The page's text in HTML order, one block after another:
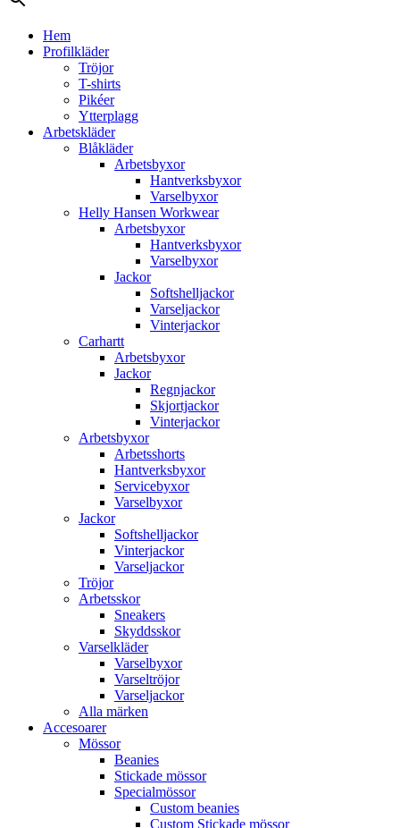
Hem
Profilkläder
Tröjor
T-shirts
Pikéer
Ytterplagg
Arbetskläder
Blåkläder
Arbetsbyxor
Hantverksbyxor
Varselbyxor
Helly Hansen Workwear
Arbetsbyxor
Hantverksbyxor
Varselbyxor
Jackor
Softshelljackor
Varseljackor
Vinterjackor
Carhartt
Arbetsbyxor
Jackor
Regnjackor
Skjortjackor
Vinterjackor
Arbetsbyxor
Arbetsshorts
Hantverksbyxor
Servicebyxor
Varselbyxor
Jackor
Softshelljackor
Vinterjackor
Varseljackor
Tröjor
Arbetsskor
Sneakers
Skyddsskor
Varselkläder
Varselbyxor
Varseltröjor
Varseljackor
Alla märken
Accesoarer
Mössor
Beanies
Stickade mössor
Specialmössor
Custom beanies
Custom Stickade mössor